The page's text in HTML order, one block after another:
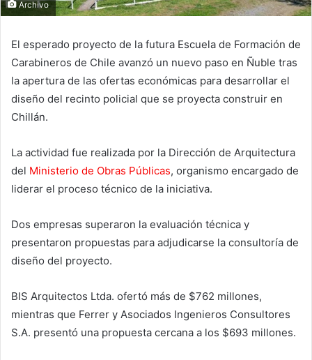
Archivo
El esperado proyecto de la futura Escuela de Formación de
Carabineros de Chile avanzó un nuevo paso en Ñuble tras
la apertura de las ofertas económicas para desarrollar el
diseño del recinto policial que se proyecta construir en
Chillán.
La actividad fue realizada por la Dirección de Arquitectura
del Ministerio de Obras Públicas, organismo encargado de
liderar el proceso técnico de la iniciativa.
Dos empresas superaron la evaluación técnica y
presentaron propuestas para adjudicarse la consultoría de
diseño del proyecto.
BIS Arquitectos Ltda. ofertó más de $762 millones,
mientras que Ferrer y Asociados Ingenieros Consultores
S.A. presentó una propuesta cercana a los $693 millones.